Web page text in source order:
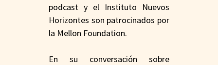
podcast y el Instituto Nuevos
Horizontes son patrocinados por
la Mellon Foundation.
En su conversación sobre